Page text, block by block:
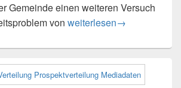
Gemeinde einen weiteren Versuch
von Aktion zum Thema
weiterlesen→